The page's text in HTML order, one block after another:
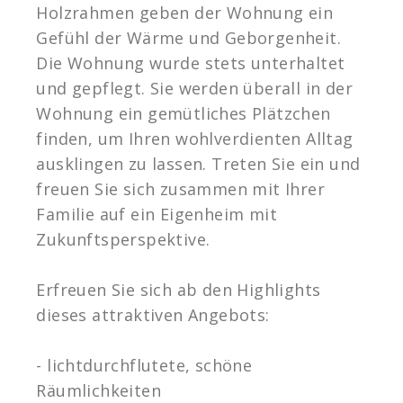
Holzrahmen geben der Wohnung ein
Gefühl der Wärme und Geborgenheit.
Die Wohnung wurde stets unterhaltet
und gepflegt. Sie werden überall in der
Wohnung ein gemütliches Plätzchen
finden, um Ihren wohlverdienten Alltag
ausklingen zu lassen. Treten Sie ein und
freuen Sie sich zusammen mit Ihrer
Familie auf ein Eigenheim mit
Zukunftsperspektive.
Erfreuen Sie sich ab den Highlights
dieses attraktiven Angebots:
- lichtdurchflutete, schöne
Räumlichkeiten